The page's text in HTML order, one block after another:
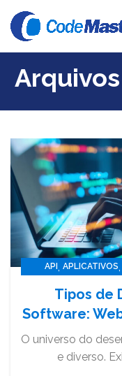
API , APLICATIVOS,
Tipos de
Software:
O universo do
e diverso.